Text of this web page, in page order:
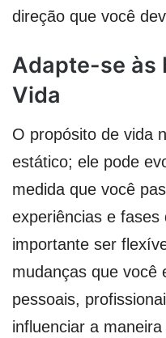
direção que você
Adapte-se às
Vida
O propósito de vida
estático; ele pode
medida que você
experiências e
importante ser
mudanças que você
pessoais,
influenciar a